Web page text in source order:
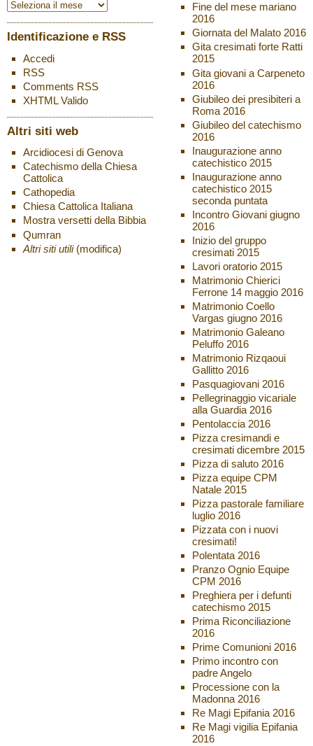
Identificazione e RSS
Accedi
RSS
Comments RSS
XHTMLValido
Altri siti web
Arcidiocesi di Genova
Catechismo della Chiesa
Cattolica
Cathopedia
Chiesa Cattolica Italiana
Mostra versetti della Bibbia
Qumran
Altri siti utili (modifica)
Fine del mese mariano
2016
Giornata del Malato 2016
Gita cresimati forte Ratti
2015
Gita giovani a Carpeneto
2016
Giubileo dei presibiteri a
Roma 2016
Giubileo del catechismo
2016
Inaugurazione anno
catechistico 2015
Inaugurazione anno
catechistico 2015
seconda puntata
Incontro Giovani giugno
2016
Inizio del gruppo
cresimati 2015
Lavori oratorio 2015
Matrimonio Chierici
Ferrone 14 maggio 2016
Matrimonio Coello
Vargas giugno 2016
Matrimonio Galeano
Peluffo 2016
Matrimonio Rizqaoui
Gallitto 2016
Pasquagiovani 2016
Pellegrinaggio vicariale
alla Guardia 2016
Pentolaccia 2016
Pizza cresimandi e
cresimati dicembre 2015
Pizza di saluto 2016
Pizza equipe CPM
Natale 2015
Pizza pastorale familiare
luglio 2016
Pizzata con i nuovi
cresimati!
Polentata 2016
Pranzo Ognio Equipe
CPM 2016
Preghiera per i defunti
catechismo 2015
Prima Riconciliazione
2016
Prime Comunioni 2016
Primo incontro con
padre Angelo
Processione con la
Madonna 2016
Re Magi Epifania 2016
Re Magi vigilia Epifania
2016